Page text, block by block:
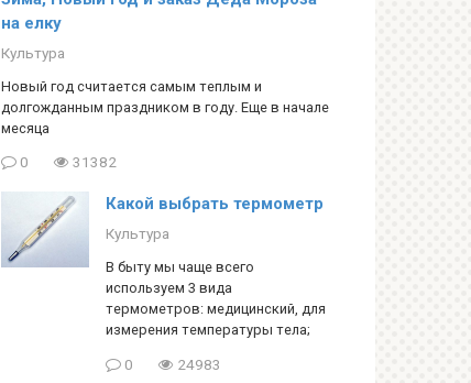
на елку
Культура
Новый год считается самым теплым и
долгожданным праздником в году. Еще в начале
месяца
0 31382
Какой выбрать термометр
Культура
В быту мы чаще всего
используем 3 вида
термометров: медицинский, для
измерения температуры тела;
0 24983